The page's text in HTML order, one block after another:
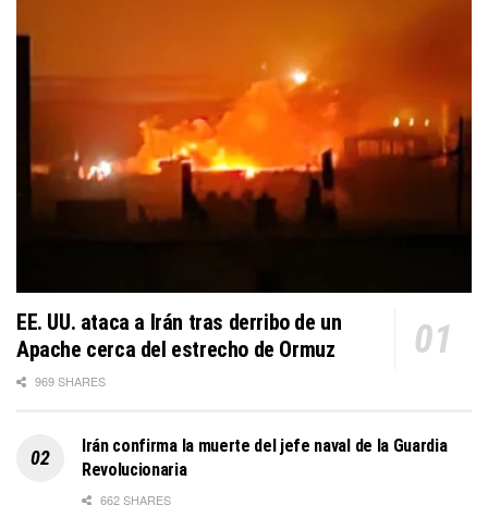
EE. UU. ataca a Irán tras derribo de un
Apache cerca del estrecho de Ormuz
969 SHARES
Irán confirma la muerte del jefe naval de la Guardia
Revolucionaria
662 SHARES